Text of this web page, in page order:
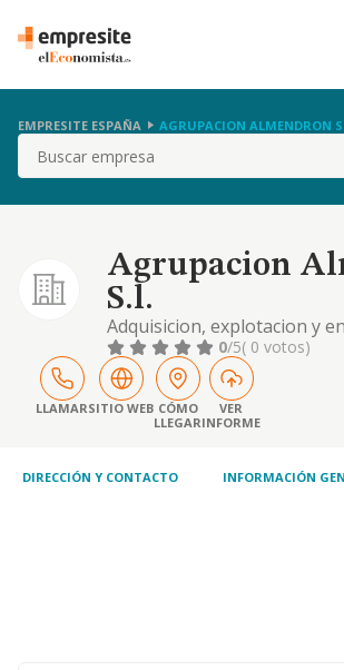
EMPRESITE ESPAÑA AGRUPACION ALMENDRON
Buscar
Agrupacion
S.l.
Adquisicion, explotacion y
bienes inmuebles, la
y la administracion,
arrendamiento de tales
0/5( 0 votos)
LLAMARSITIO WEB CÓMO
LLEGAR
VER
INFORME
DIRECCIÓN Y CONTACTO INFORMACIÓN